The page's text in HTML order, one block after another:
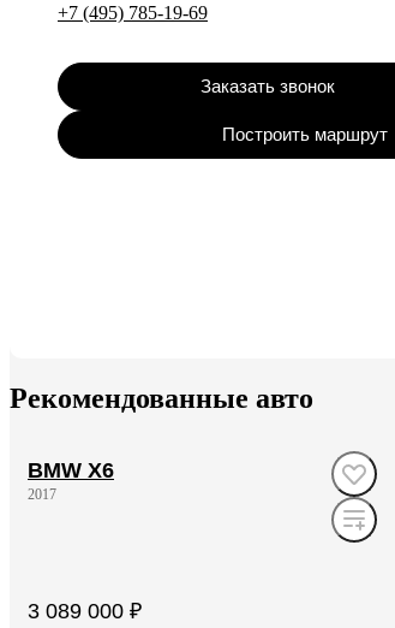
+7 (495) 785-19-69
Заказать звонок
Построить маршрут
Рекомендованные авто
BMW X6
2017
3 089 000 ₽